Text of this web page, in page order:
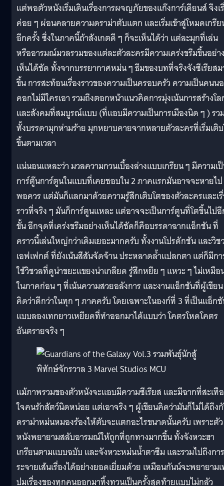
แต่พอตัวหนังเริ่มเดินเรื่องการผจญภัยของแก๊งการ์เดียนส์ จึงเ
ค่อย ๆ ผ่อนคลายความดราม่าตับแตก และเริ่มเข้าสู่โหมดเกรี
อีกครั้ง ซึ่งในภาคนี้ถ้าสังเกตดี ๆ ก็จะเห็นได้ว่า แต่ละมุกที่เล่น
หรืออารมณ์มวลรวมของแต่ละตัวละครมีความเคร่งขรึมขึ้นอย่า
เห็นได้ชัด ทั้งจากบรรยากาศหม่น ๆ ธีมของบทที่จริงจังซีเรียส
ขึ้น การสะท้อนเรื่องราวของความเป็นครอบครัว ความเป็นคนน
คอกไม่มีใครเอา รวมถึงตอกหน้าแนวคิดการมุ่งเน้นการสร้างโ
และสังคมที่สมบูรณ์แบบ (ที่แอบมีความเป็นการเมืองนิด ๆ ) รว
ทั้งบรรดามุกห่ามร้าย มุกหยาบคายจากหลายตัวละครที่เริ่มเติ
ขึ้นตามเวลา
แน่นอนแหละว่า มวลความกวนเบื้องล่างแบบเกรียน ๆ มีความเ
การ์ตู๊นการ์ตูนในแบบที่เคยชอบใน 2 ภาคแรกมันอาจจะหายไป
พอควร แต่มันก็แลกมาด้วยความรู้สึกเติบโตของตัวละครและเ
ราวที่จริง ๆ มันก็การ์ตูนแหละ แต่อาจจะเป็นการ์ตูนที่โตขึ้นไป
ขั้น อีกจุดที่เคร่งขรึมอย่างเห็นได้ชัดก็คือบรรดาฉากแอ็กชัน ที่
คราวนี้เล่นใหญ่กว่าเดิมเยอะมากครับ ทั้งงานโปรดักชัน และวิช
เอฟเฟกต์ ที่ยังเน้นสีสันจัดจ้าน ประหลาดล้ำแปลกตา แต่ก็มีก
ใช้วิชวลที่ดูน่าขยะแขยงน่าเกลียด รู้สึกหยึย ๆ แหวะ ๆ ไม่เหมือ
ในภาคก่อน ๆ ที่เน้นความสวยอลังการ และงานแอ็กชันที่ผู้เขียน
คิดว่าดีกว่าในทุก ๆ ภาคครับ โดยเฉพาะในองก์ที่ 3 ที่เป็นแอ็ก
แบบลองเทกยาวเหยียดที่ทำออกมาได้แบบว่า โคตรโหดโคตร
อันตรายจริง ๆ
แม้ภาพรวมของตัวหนังจะแอบมีความซีเรียส และมีฉากที่สะเทื
ใจคนรักสัตว์นิดหน่อย แต่เอาจริง ๆ ผู้เขียนคิดว่ามันก็ไม่ได้ถึง
ดราม่าหม่นหมองร้องไห้ตับจะแตกอะไรขนาดนั้นครับ เพราะตัว
หนังพยายามสลับอารมณ์ให้ถูกที่ถูกทางมากขึ้น ทั้งจังหวะฮา
เกรียนตามแบบฉบับ และจังหวะหม่นน้ำตาซึม และรวมไปถึงกา
ระจายเส้นเรื่องได้อย่างยอดเยี่ยมด้วย เหมือนกันน์จะพยายาม
ปมเรื่องของทุกคนออกมาทิ้งทวนเป็นครั้งสุดท้ายแบบไม่กลัว